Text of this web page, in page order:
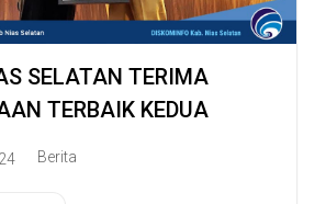
SELATAN TERIMA
TERBAIK KEDUA
Berita